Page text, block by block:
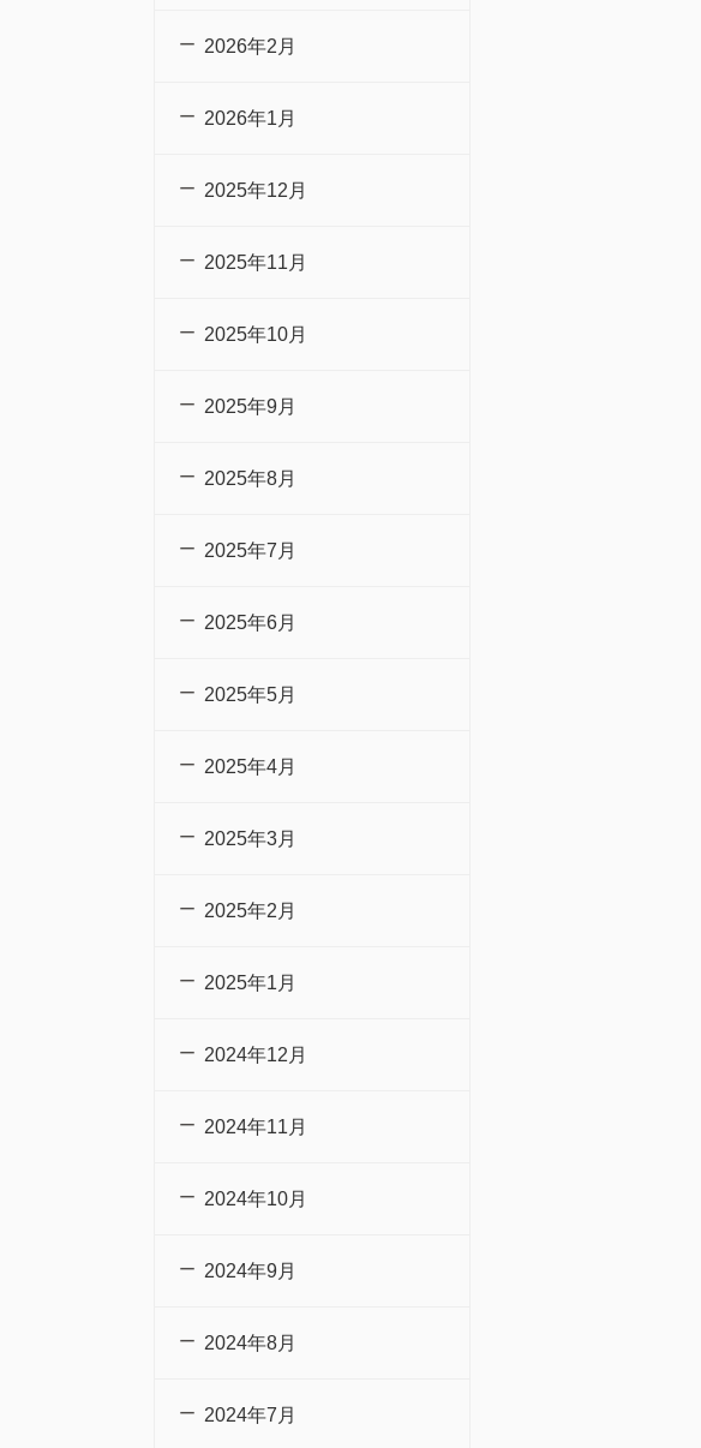
2026年2月
2026年1月
2025年12月
2025年11月
2025年10月
2025年9月
2025年8月
2025年7月
2025年6月
2025年5月
2025年4月
2025年3月
2025年2月
2025年1月
2024年12月
2024年11月
2024年10月
2024年9月
2024年8月
2024年7月